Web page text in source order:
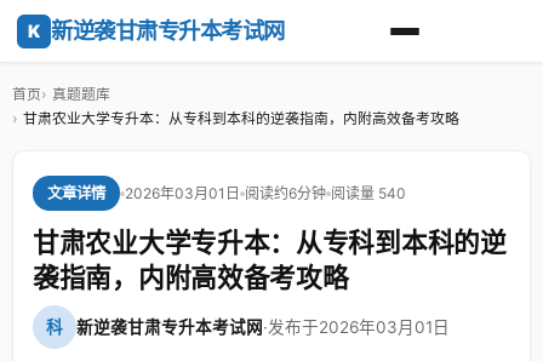
K 新逆袭甘肃专升本考试网
首页
真题题库
甘肃农业大学专升本：从专科到本科的逆袭指南，内附高效备考攻略
文章详情 2026年03月01日 阅读约6分钟 阅读量 540
甘肃农业大学专升本：从专科到本科的逆
袭指南，内附高效备考攻略
科 新逆袭甘肃专升本考试网·发布于2026年03月01日